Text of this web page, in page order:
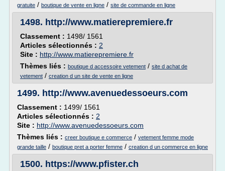
gratuite / boutique de vente en ligne / site de commande en ligne
1498. http://www.matierepremiere.fr
Classement : 1498/ 1561
Articles sélectionnés : 2
Site : http://www.matierepremiere.fr
Thèmes liés : boutique d accessoire vetement / site d achat de
vetement / creation d un site de vente en ligne
1499. http://www.avenuedessoeurs.com
Classement : 1499/ 1561
Articles sélectionnés : 2
Site : http://www.avenuedessoeurs.com
Thèmes liés : creer boutique e commerce / vetement femme mode
grande taille / boutique pret a porter femme / creation d un commerce en ligne
1500. https://www.pfister.ch